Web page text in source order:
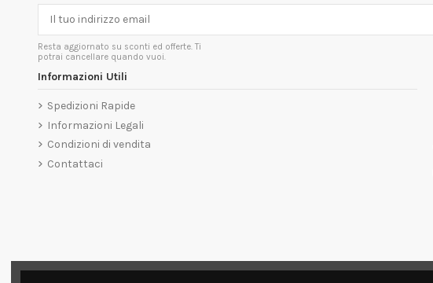
Resta aggiornato su sconti ed offerte. Ti
potrai cancellare quando vuoi.
Informazioni Utili
Spedizioni Rapide
Informazioni Legali
Condizioni di vendita
Contattaci